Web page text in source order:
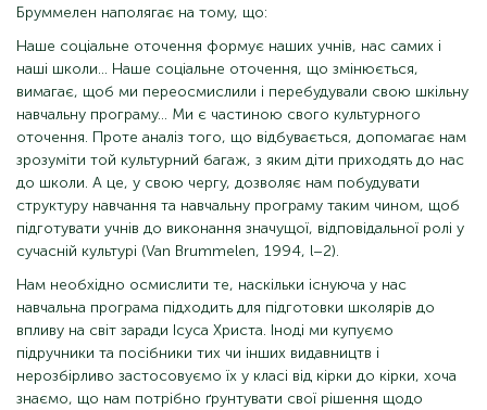
Бруммелен наполягає на тому, що:
Наше соціальне оточення формує наших учнів, нас самих і
наші школи… Наше соціальне оточення, що змінюється,
вимагає, щоб ми переосмислили і перебудували свою шкільну
навчальну програму… Ми є частиною свого культурного
оточення. Проте аналіз того, що відбувається, допомагає нам
зрозуміти той культурний багаж, з яким діти приходять до нас
до школи. А це, у свою чергу, дозволяє нам побудувати
структуру навчання та навчальну програму таким чином, щоб
підготувати учнів до виконання значущої, відповідальної ролі у
сучасній культурі (Van Brummelen, 1994, l–2).
Нам необхідно осмислити те, наскільки існуюча у нас
навчальна програма підходить для підготовки школярів до
впливу на світ заради Ісуса Христа. Іноді ми купуємо
підручники та посібники тих чи інших видавництв і
нерозбірливо застосовуємо їх у класі від кірки до кірки, хоча
знаємо, що нам потрібно ґрунтувати свої рішення щодо